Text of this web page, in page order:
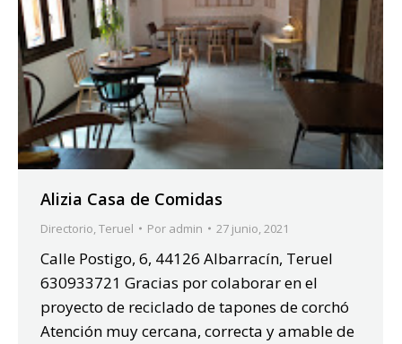
Alizia Casa de Comidas
Directorio,Teruel Por admin 27 junio, 2021
Calle Postigo, 6, 44126 Albarracín, Teruel
630933721 Gracias por colaborar en el
proyecto de reciclado de tapones de corchó
Atención muy cercana, correcta y amable de